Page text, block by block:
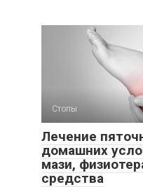
Стопы
Лечение
домашних
мази,
средства